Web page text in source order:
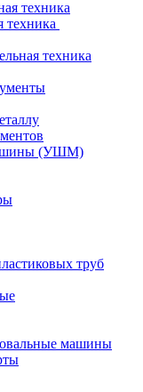
техника
техника
(УШМ)
труб
машины